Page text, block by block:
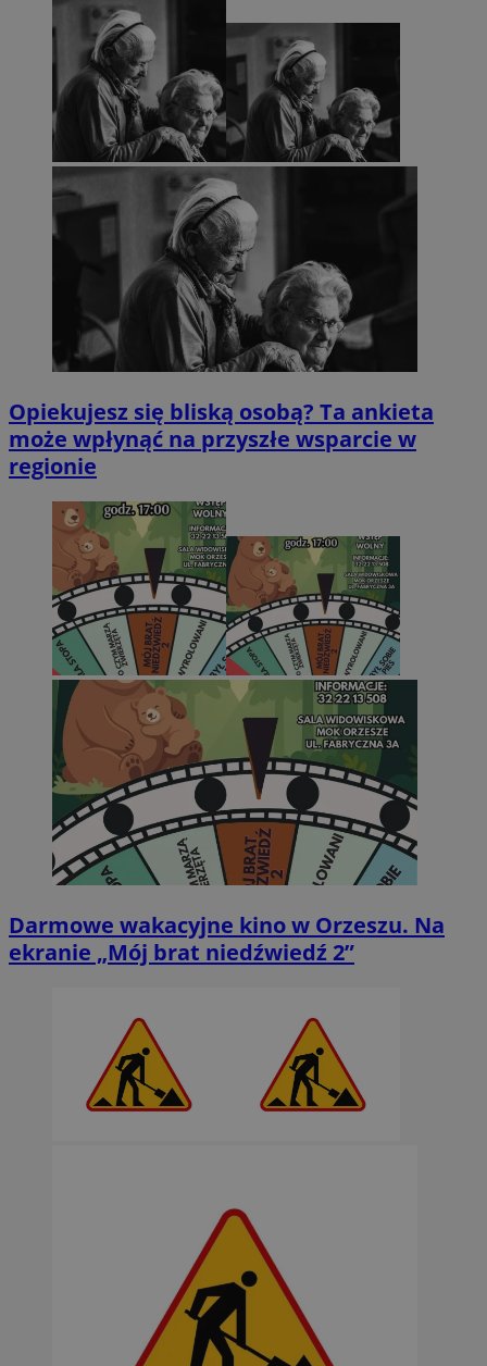
Opiekujesz się bliską osobą? Ta ankieta
może wpłynąć na przyszłe wsparcie w
regionie
Darmowe wakacyjne kino w Orzeszu. Na
ekranie „Mój brat niedźwiedź 2”